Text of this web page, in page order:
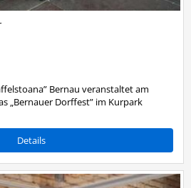
Bernau veranstaltet am
„Bernauer Dorffest” im Kurpark
Details